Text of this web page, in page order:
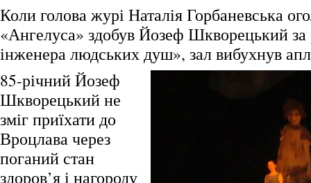
Коли голова журі Наталія Горбаневська
«Ангелуса» здобув Йозеф Шкворецький
інженера людських душ», зал вибухнув
85-річний Йозеф
Шкворецький не
зміг приїхати до
Вроцлава через
поганий стан
здоров’я і нагороду